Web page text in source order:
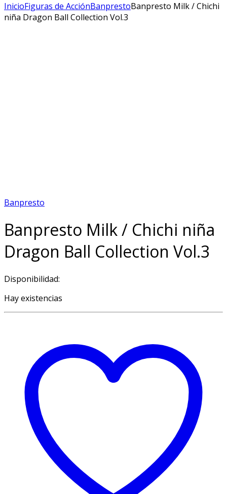
InicioFiguras de AcciónBanprestoBanpresto Milk / Chichi
niña Dragon Ball Collection Vol.3
Banpresto
Banpresto Milk / Chichi niña
Dragon Ball Collection Vol.3
Disponibilidad:
Hay existencias